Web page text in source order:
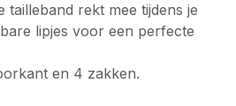
rekt mee tijdens je
lipjes voor een perfecte
en 4 zakken.